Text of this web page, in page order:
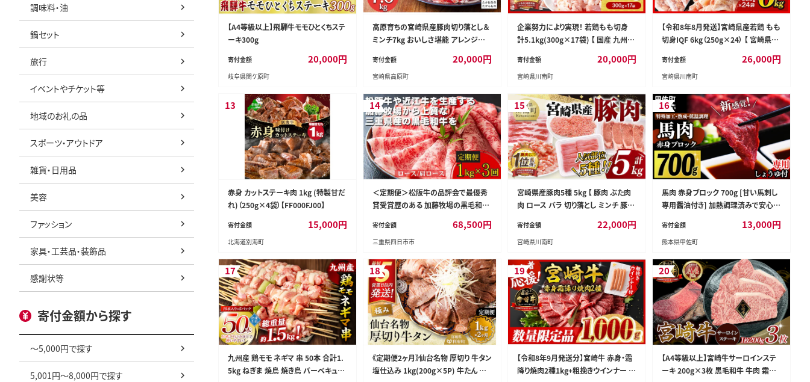
調味料・油
鍋セット
旅行
イベントやチケット等
地域のお礼の品
スポーツ・アウトドア
雑貨・日用品
美容
ファッション
家具・工芸品・装飾品
感謝状等
寄付金額から探す
～5,000円で探す
5,001円～8,000円で探す
【A4等級以上】飛騨牛モモひとくちステ
ーキ300g
寄付金額 20,000円
岐阜県関ケ原町
高原育ちの宮崎県産豚肉切り落とし＆
ミンチ7kg おいしさ堪能 アレンジ
材 生姜焼き しゃぶしゃぶ ハンバーグ
餃子 肉巻き ミートソース 麻婆豆腐] T
寄付金額 20,000円
宮崎県高原町
企業努力により実現！ 若鶏もも切身
計5.1kg(300g×17袋) 【 国産 九州産
げ チキン南蛮 送料無料 】［C00711］
寄付金額 20,000円
宮崎県川南町
【令和8年8月発送】宮崎県産若鶏 もも
切身IQF 6kg（250g×24） 【 宮崎県産
若鶏 肉 とり もも モモ肉 大容量 宮崎
県 川南町 送料無料 】 [C12016r808]
寄付金額 26,000円
宮崎県川南町
13
赤身 カットステーキ肉 1kg (特製甘だ
れ)（250g×4袋）【FF000FJ00】
寄付金額 15,000円
北海道別海町
14
＜定期便＞松阪牛の品評会で最優秀
賞受賞歴のある 加藤牧場の黒毛和牛
肉 国産牛 黒毛和牛 ロース 肩ロース
肉 上質 人気 おすすめ 三重県
寄付金額 68,500円
三重県四日市市
15
宮崎県産豚肉5種 5kg 【 豚肉 ぶた肉
肉 ロース バラ 切り落とし ミンチ 豚肉
寄付金額 22,000円
宮崎県川南町
16
馬肉 赤身ブロック 700g [甘い馬刺し
専用醤油付き] 加熱調理済みで安心安
馬肉 ブロック 赤身 加熱加工 おかず
おつまみ 低カロリー 高たんぱく タレ
改定XX】
寄付金額 13,000円
熊本県甲佐町
17
九州産 鶏モモ ネギマ 串 50本 合計1.
5kg ねぎま 焼鳥 焼き鳥 バーベキュー
18
《定期便2ヶ月》仙台名物 厚切り 牛タン
塩仕込み 1kg(200g×5P) 牛たん ス
19
【令和8年9月発送分】宮崎牛 赤身・霜
降り焼肉2種1kg+粗挽きウインナー 【
20
【A4等級以上】宮崎牛サーロインステ
ーキ 200g×3枚 黒毛和牛 牛肉 霜降